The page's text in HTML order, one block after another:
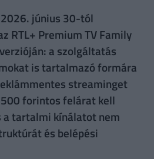
június 30-tól
RTL+ Premium TV Family
a szolgáltatás
is tartalmazó formára
streaminget
forintos felárat kell
tartalmi kínálatot nem
és belépési